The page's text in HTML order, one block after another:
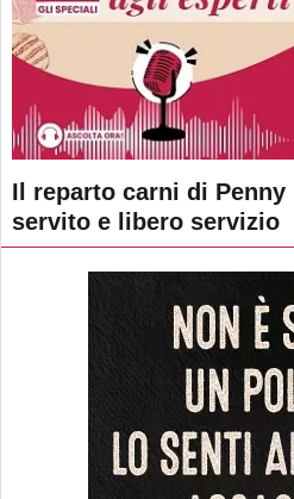
Il reparto carni di
servito e libero servizio